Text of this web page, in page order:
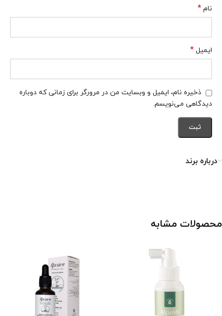
نام *
ایمیل *
ذخیره نام، ایمیل و وبسایت من در مرورگر برای زمانی که دوباره
دیدگاهی می‌نویسم.
درباره برند
محصولات مشابه